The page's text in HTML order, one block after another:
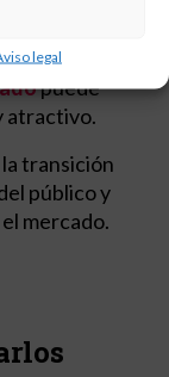
legal
con tu
y el
puede
atractivo.
la transición
público y
mercado.